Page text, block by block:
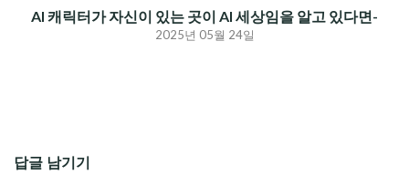
AI 캐릭터가 자신이 있는 곳이 AI 세상임을 알고 있다면-
2025년 05월 24일
답글 남기기